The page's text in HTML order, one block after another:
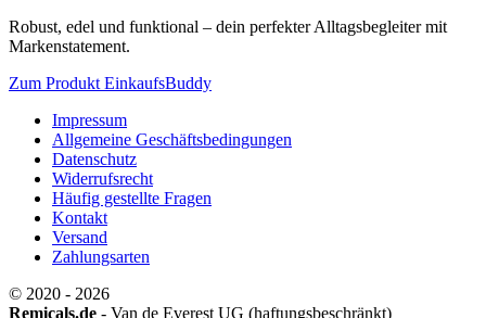
Robust, edel und funktional – dein perfekter Alltagsbegleiter mit
Markenstatement.
Zum Produkt EinkaufsBuddy
Impressum
Allgemeine Geschäftsbedingungen
Datenschutz
Widerrufsrecht
Häufig gestellte Fragen
Kontakt
Versand
Zahlungsarten
© 2020 - 2026
Remicals.de - Van de Everest UG (haftungsbeschränkt)